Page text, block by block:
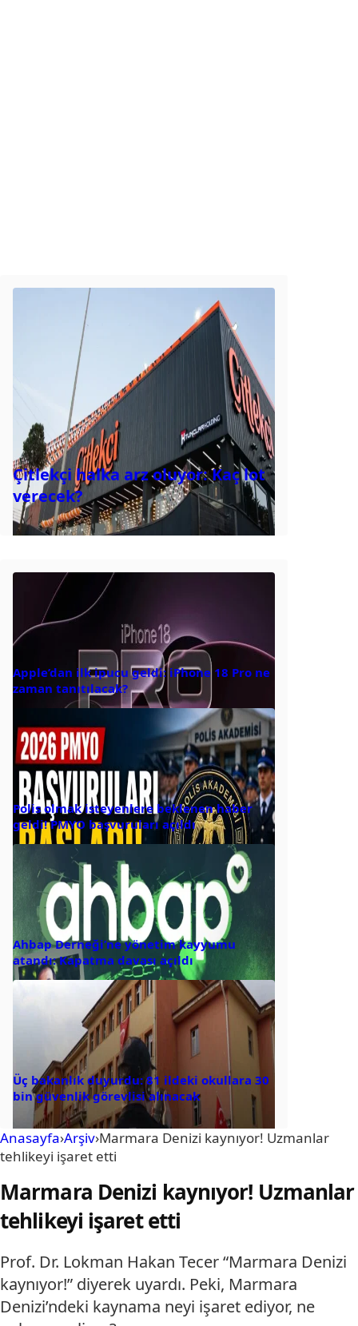
Çitlekçi halka arz oluyor: Kaç lot
verecek?
Apple’dan ilk ipucu geldi: iPhone 18 Pro ne
zaman tanıtılacak?
Polis olmak isteyenlere beklenen haber
geldi! PMYO başvuruları açıldı
Ahbap Derneği’ne yönetim kayyumu
atandı: Kapatma davası açıldı
Üç bakanlık duyurdu: 81 ildeki okullara 30
bin güvenlik görevlisi alınacak
Anasayfa›Arşiv›Marmara Denizi kaynıyor! Uzmanlar
tehlikeyi işaret etti
Marmara Denizi kaynıyor! Uzmanlar
tehlikeyi işaret etti
Prof. Dr. Lokman Hakan Tecer “Marmara Denizi
kaynıyor!” diyerek uyardı. Peki, Marmara
Denizi’ndeki kaynama neyi işaret ediyor, ne